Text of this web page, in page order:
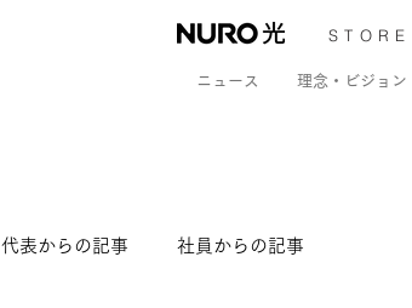
STORE
ニュース 理念・ビジョン
代表からの記事 社員からの記事